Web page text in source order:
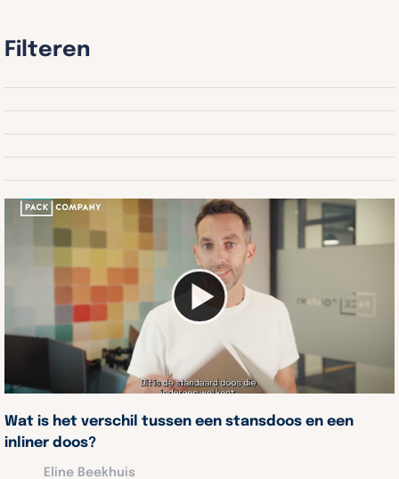
Filteren
Wat is het verschil tussen een stansdoos en een
inliner doos?
Eline Beekhuis